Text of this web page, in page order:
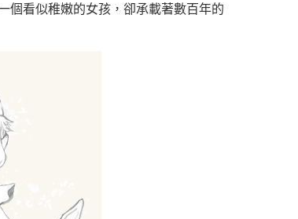
個看似稚嫩的女孩，卻承載著數百年的